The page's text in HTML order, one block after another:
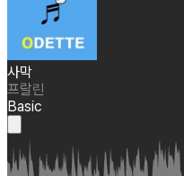
사막
프랄린
Basic